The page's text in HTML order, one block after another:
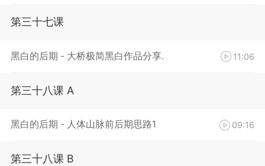
第三十七课
黑白的后期 - 大桥极简黑白作品分享. 11:06
第三十八课 A
黑白的后期 - 人体山脉前后期思路1 09:16
第三十八课 B